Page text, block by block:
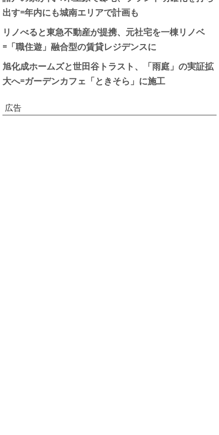
出す=年内にも城南エリアで計画も
リノべると東急不動産が提携、元社宅を一棟リノベ
=「職住遊」融合型の賃貸レジデンスに
旭化成ホームズと世田谷トラスト、「雨庭」の実証拡
大へ=ガーデンカフェ「ときそら」に施工
広告